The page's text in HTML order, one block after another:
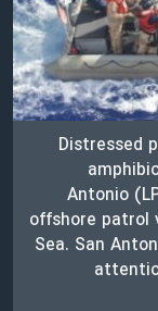
Distressed
Antonio
offshore patrol
Sea. San